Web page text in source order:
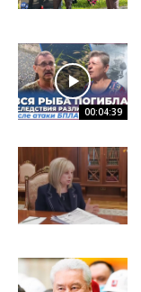
00:04:39